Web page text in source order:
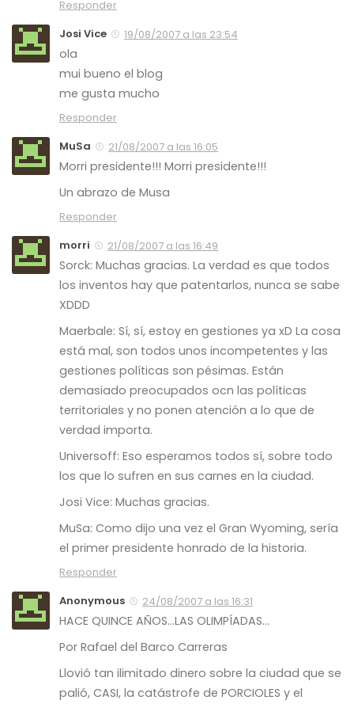
Responder
Josi Vice
19/08/2007 a las 23:54
ola
mui bueno el blog
me gusta mucho
Responder
MuSa
21/08/2007 a las 16:05
Morri presidente!!! Morri presidente!!!
Un abrazo de Musa
Responder
morri
21/08/2007 a las 16:49
Sorck: Muchas gracias. La verdad es que todos
los inventos hay que patentarlos, nunca se sabe
XDDD
Maerbale: Sí, sí, estoy en gestiones ya xD La cosa
está mal, son todos unos incompetentes y las
gestiones políticas son pésimas. Están
demasiado preocupados ocn las políticas
territoriales y no ponen atención a lo que de
verdad importa.
Universoff: Eso esperamos todos sí, sobre todo
los que lo sufren en sus carnes en la ciudad.
Josi Vice: Muchas gracias.
MuSa: Como dijo una vez el Gran Wyoming, sería
el primer presidente honrado de la historia.
Responder
Anonymous
24/08/2007 a las 16:31
HACE QUINCE AÑOS…LAS OLIMPÍADAS…
Por Rafael del Barco Carreras
Llovió tan ilimitado dinero sobre la ciudad que se
palió, CASI, la catástrofe de PORCIOLES y el